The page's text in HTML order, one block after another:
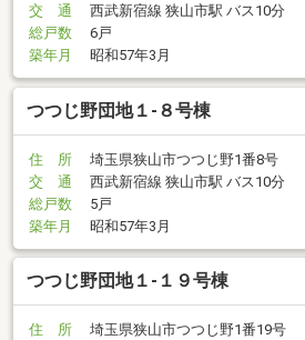
交 通
西武新宿線 狭山市駅 バス10分
総戸数
6戸
築年月
昭和57年3月
つつじ野団地１-８号棟
住 所
埼玉県狭山市つつじ野1番8号
交 通
西武新宿線 狭山市駅 バス10分
総戸数
5戸
築年月
昭和57年3月
つつじ野団地１-１９号棟
住 所
埼玉県狭山市つつじ野1番19号